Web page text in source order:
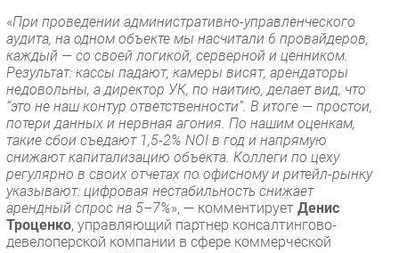
«При проведении административно-управленческого
аудита, на одном объекте мы насчитали 6 провайдеров,
каждый — со своей логикой, серверной и ценником.
Результат: кассы падают, камеры висят, арендаторы
недовольны, а директор УК, по наитию, делает вид, что
“это не наш контур ответственности”. В итоге — простои,
потери данных и нервная агония. По нашим оценкам,
такие сбои съедают 1,5-2% NOI в год и напрямую
снижают капитализацию объекта. Коллеги по цеху
регулярно в своих отчетах по офисному и ритейл-рынку
указывают: цифровая нестабильность снижает
арендный спрос на 5–7%», — комментирует Денис
Троценко, управляющий партнер консалтингово-
девелоперской компании в сфере коммерческой